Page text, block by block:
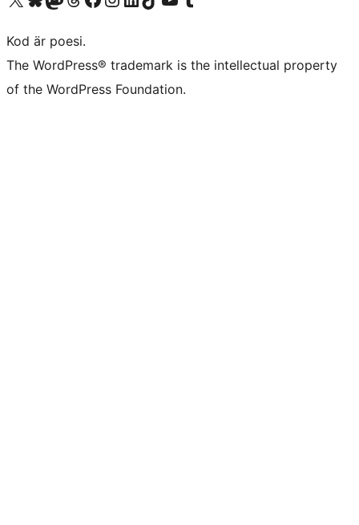
Kod är poesi.
The WordPress® trademark is the intellectual property
of the WordPress Foundation.